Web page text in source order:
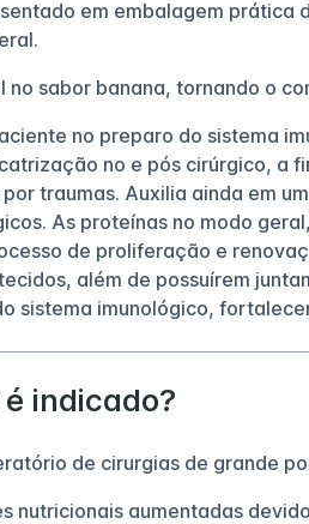
em embalagem
no sabor banana, tornando o
no preparo do sistema
no e pós cirúrgico, a
traumas. Auxilia ainda em
As proteínas no modo
de proliferação e
além de possuírem
sistema imunológico,
indicado?
de cirurgias de grande
nutricionais aumentadas